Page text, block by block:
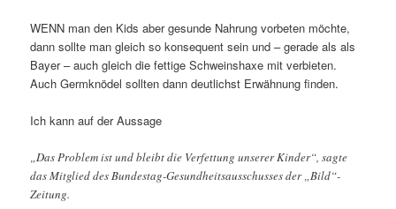
WENN man den Kids aber gesunde Nahrung vorbeten möchte,
dann sollte man gleich so konsequent sein und – gerade als als
Bayer – auch gleich die fettige Schweinshaxe mit verbieten.
Auch Germknödel sollten dann deutlichst Erwähnung finden.
Ich kann auf der Aussage
„Das Problem ist und bleibt die Verfettung unserer Kinder“, sagte
das Mitglied des Bundestag-Gesundheitsausschusses der „Bild“-
Zeitung.